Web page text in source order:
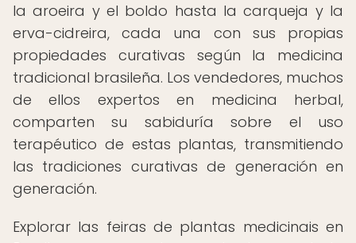
la aroeira y el boldo hasta la carqueja y la
erva-cidreira, cada una con sus propias
propiedades curativas según la medicina
tradicional brasileña. Los vendedores, muchos
de ellos expertos en medicina herbal,
comparten su sabiduría sobre el uso
terapéutico de estas plantas, transmitiendo
las tradiciones curativas de generación en
generación.
Explorar las feiras de plantas medicinais en